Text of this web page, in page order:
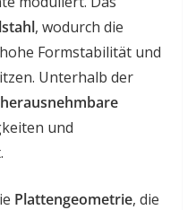
, wodurch die
Formstabilität und
Unterhalb der
herausnehmbare
und
Plattengeometrie, die